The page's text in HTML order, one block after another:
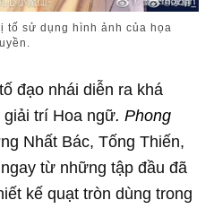
tố sử dụng hình ảnh của họa
đạo nhái diễn ra khá
trí Hoa ngữ. Phong
Nhất Bác, Tống Thiến,
từ những tập đầu đã
kế quạt tròn dùng trong